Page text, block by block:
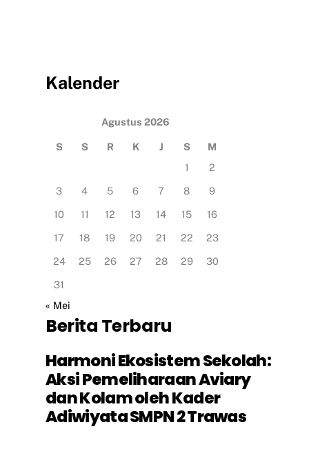
Kalender
Agustus 2026
S S R K J S
M
1
2
3
4 5 6 7 8
9
10
11 12 13 14 15
16
17
18 19 20 21 22
23
24
25 26 27 28 29
30
31
« Mei
Berita Terbaru
Harmoni Ekosistem Sekolah:
Aksi Pemeliharaan Aviary
dan Kolam oleh Kader
Adiwiyata SMPN 2 Trawas